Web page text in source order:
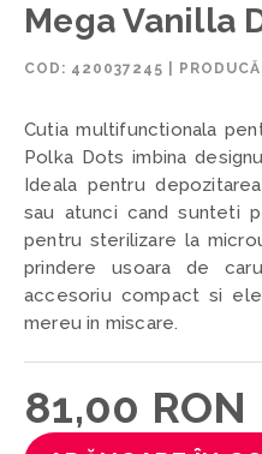
Mega Vanilla
COD: 420037245
Cutia multifunctionala
Polka Dots imbina
Ideala pentru
sau atunci cand sunteti
pentru sterilizare la
prindere usoara de
accesoriu compact si
mereu in miscare.
81,00 RON